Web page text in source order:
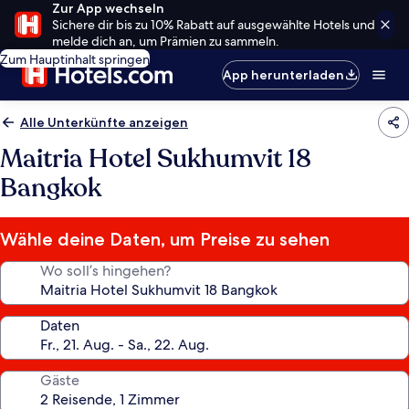
Zur App wechseln
Sichere dir bis zu 10% Rabatt auf ausgewählte Hotels und
melde dich an, um Prämien zu sammeln.
Zum Hauptinhalt springen
App herunterladen
Alle Unterkünfte anzeigen
Maitria Hotel Sukhumvit 18
Bangkok
Wähle deine Daten, um Preise zu sehen
Wo soll’s hingehen?
Daten
Gäste